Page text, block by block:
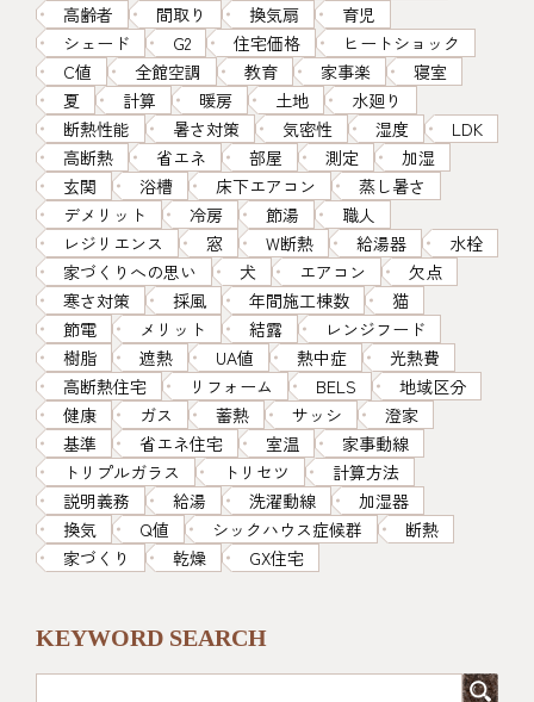
高齢者
間取り 換気扇
育児
シェード
G2 住宅価格
ヒートショック
C値
全館空調 教育 家事楽
寝室
夏
計算 暖房 土地
水廻り
断熱性能
暑さ対策 気密性 湿度
LDK
高断熱
省エネ 部屋 測定
加湿
玄関
浴槽 床下エアコン
蒸し暑さ
デメリット
冷房 節湯
職人
レジリエンス
窓 W断熱 給湯器
水栓
家づくりへの思い
犬 エアコン
欠点
寒さ対策
採風 年間施工棟数
猫
節電
メリット 結露
レンジフード
樹脂
遮熱 UA値 熱中症
光熱費
高断熱住宅
リフォーム BELS
地域区分
健康
ガス 蓄熱 サッシ
澄家
基準
省エネ住宅 室温
家事動線
トリプルガラス
トリセツ
計算方法
説明義務
給湯 洗濯動線
加湿器
換気
Q値 シックハウス症候群
断熱
家づくり
乾燥 GX住宅
KEYWORD SEARCH